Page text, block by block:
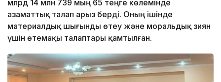
млрд 14 млн 739 мың 65 теңге көлемінде
азаматтық талап арыз берді. Оның ішінде
материалдық шығынды өтеу және моральдық зиян
үшін өтемақы талаптары қамтылған.